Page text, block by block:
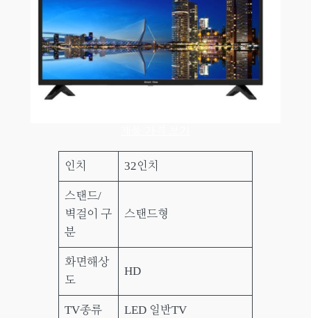
인치 32인치
스탠드/
벽걸이 구
분
스탠드형
화면해상
도
HD
TV종류 LED 일반TV